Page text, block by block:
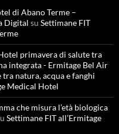
di Abano Terme –
Digital su Settimane FIT
primavera di salute tra
integrata - Ermitage Bel Air
natura, acqua e fanghi
Medical Hotel
che misura l’età biologica
Settimane FIT all’Ermitage